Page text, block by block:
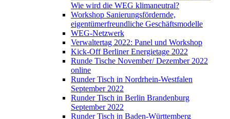
Wie wird die WEG klimaneutral?
Workshop Sanierungsfördernde,
eigentümerfreundliche Geschäftsmodelle
WEG-Netzwerk
Verwaltertag 2022: Panel und Workshop
Kick-Off Berliner Energietage 2022
Runde Tische November/ Dezember 2022
online
Runder Tisch in Nordrhein-Westfalen
September 2022
Runder Tisch in Berlin Brandenburg
September 2022
Runder Tisch in Baden-Württemberg